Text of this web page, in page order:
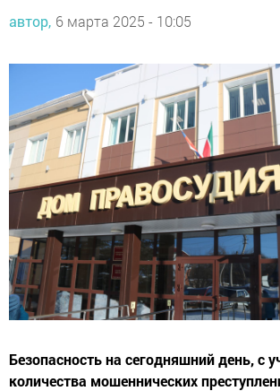
автор, 6 марта 2025 - 10:05
Безопасность на сегодняшний день, с
количества мошеннических